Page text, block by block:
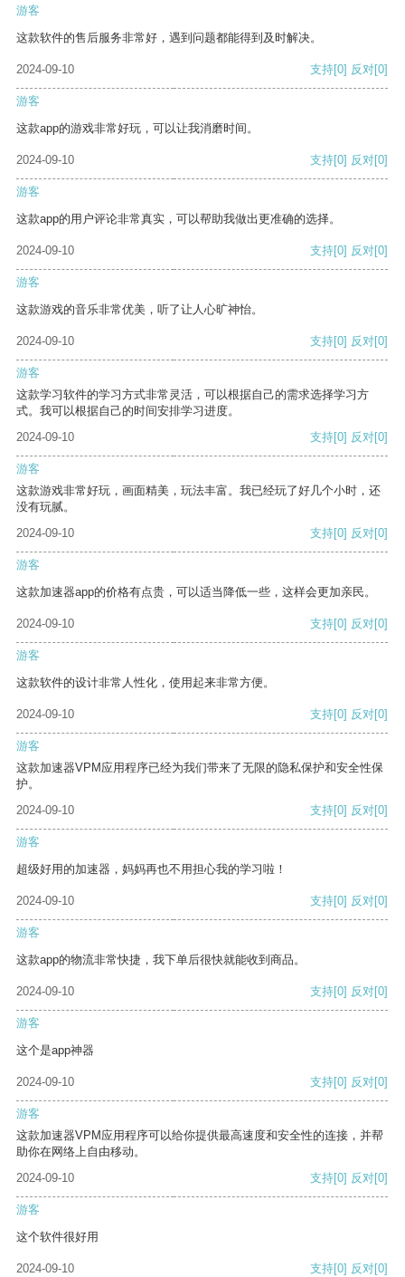
游客
这款软件的售后服务非常好，遇到问题都能得到及时解决。
2024-09-10 支持[0] 反对[0]
游客
这款app的游戏非常好玩，可以让我消磨时间。
2024-09-10 支持[0] 反对[0]
游客
这款app的用户评论非常真实，可以帮助我做出更准确的选择。
2024-09-10 支持[0] 反对[0]
游客
这款游戏的音乐非常优美，听了让人心旷神怡。
2024-09-10 支持[0] 反对[0]
游客
这款学习软件的学习方式非常灵活，可以根据自己的需求选择学习方
式。我可以根据自己的时间安排学习进度。
2024-09-10
支持[0] 反对[0]
游客
这款游戏非常好玩，画面精美，玩法丰富。我已经玩了好几个小时，还
没有玩腻。
2024-09-10
支持[0] 反对[0]
游客
这款加速器app的价格有点贵，可以适当降低一些，这样会更加亲民。
2024-09-10 支持[0] 反对[0]
游客
这款软件的设计非常人性化，使用起来非常方便。
2024-09-10 支持[0] 反对[0]
游客
这款加速器VPM应用程序已经为我们带来了无限的隐私保护和安全性保
护。
2024-09-10
支持[0] 反对[0]
游客
超级好用的加速器，妈妈再也不用担心我的学习啦！
2024-09-10 支持[0] 反对[0]
游客
这款app的物流非常快捷，我下单后很快就能收到商品。
2024-09-10 支持[0] 反对[0]
游客
这个是app神器
2024-09-10 支持[0] 反对[0]
游客
这款加速器VPM应用程序可以给你提供最高速度和安全性的连接，并帮
助你在网络上自由移动。
2024-09-10
支持[0] 反对[0]
游客
这个软件很好用
2024-09-10 支持[0] 反对[0]